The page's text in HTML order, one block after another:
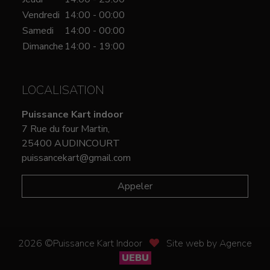
Vendredi 14:00 - 00:00
Samedi
14:00 - 00:00
Dimanche 14:00 - 19:00
LOCALISATION
Puissance Kart indoor
7 Rue du four Martin,
25400 AUDINCOURT
puissancekart@gmail.com
Appeler
2026 ©Puissance Kart Indoor
Site web by Agence
UEBU